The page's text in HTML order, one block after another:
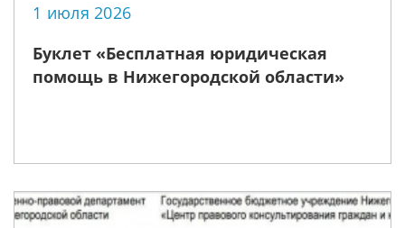
1 июля 2026
Буклет «Бесплатная юридическая
помощь в Нижегородской области»